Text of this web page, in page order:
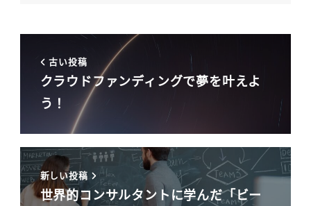
古い投稿
クラウドファンディングで夢を叶えよ
う！
新しい投稿
世界的コンサルタントに学んだ「ビー